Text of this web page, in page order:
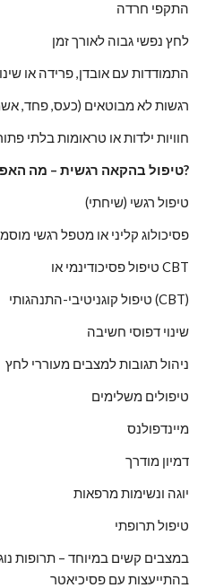
התקפי חרדה
לחץ נפשי גבוה לאורך זמן
התמודדות עם אובדן, פרידה או
רגשות לא מבוטאים (כעס, פחד,
חוויות ילדות או טראומות בלתי
טיפול בהקאה רגשית – מה האפשרויות?
טיפול רגשי (שיחתי)
פסיכולוג קליני או מטפל רגשי
טיפול פסיכודינמי או CBT
טיפול קוגניטיבי-התנהגותי (CBT)
שינוי דפוסי חשיבה
ניהול תגובות למצבים מעוררי לחץ
טיפולים משלימים
מיינדפולנס
דמיון מודרך
יוגה ונשימות מרפאות
טיפול תרופתי
במצבים קשים במיוחד – תרופות
בהתייעצות עם פסיכיאטר